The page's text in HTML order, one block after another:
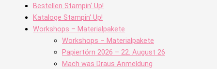
Bestellen Stampin‘ Up!
Kataloge Stampin‘ Up!
Workshops – Materialpakete
Workshops – Materialpakete
Papiertörn 2026 – 22. August 26
Mach was Draus Anmeldung